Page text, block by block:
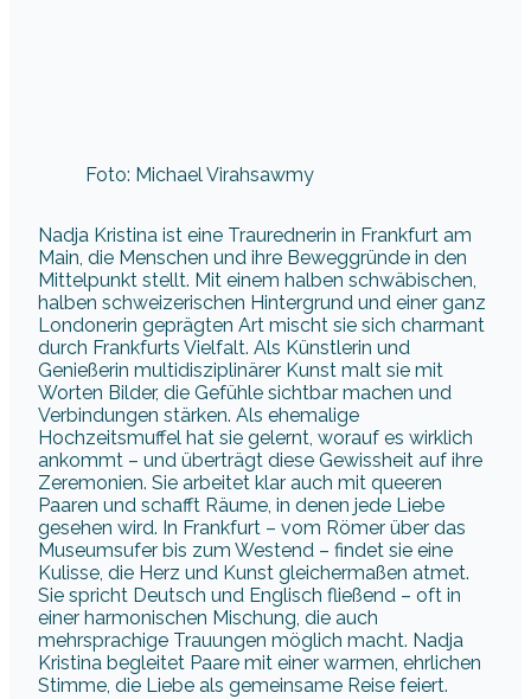
Foto: Michael Virahsawmy
Nadja Kristina ist eine Traurednerin in Frankfurt am
Main, die Menschen und ihre Beweggründe in den
Mittelpunkt stellt. Mit einem halben schwäbischen,
halben schweizerischen Hintergrund und einer ganz
Londonerin geprägten Art mischt sie sich charmant
durch Frankfurts Vielfalt. Als Künstlerin und
Genießerin multidisziplinärer Kunst malt sie mit
Worten Bilder, die Gefühle sichtbar machen und
Verbindungen stärken. Als ehemalige
Hochzeitsmuffel hat sie gelernt, worauf es wirklich
ankommt – und überträgt diese Gewissheit auf ihre
Zeremonien. Sie arbeitet klar auch mit queeren
Paaren und schafft Räume, in denen jede Liebe
gesehen wird. In Frankfurt – vom Römer über das
Museumsufer bis zum Westend – findet sie eine
Kulisse, die Herz und Kunst gleichermaßen atmet.
Sie spricht Deutsch und Englisch fließend – oft in
einer harmonischen Mischung, die auch
mehrsprachige Trauungen möglich macht. Nadja
Kristina begleitet Paare mit einer warmen, ehrlichen
Stimme, die Liebe als gemeinsame Reise feiert.